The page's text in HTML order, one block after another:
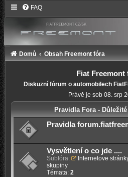
FAQ
Domů Obsah Freemont fóra
Fiat Freemont
Diskuzní fórum o automobilech
Právě je sob 08. srp
Pravidla Fora -
Pravidla
Vysvětlení o co jde ....
Subfóra: Internetove
skupiny
Témata: 2